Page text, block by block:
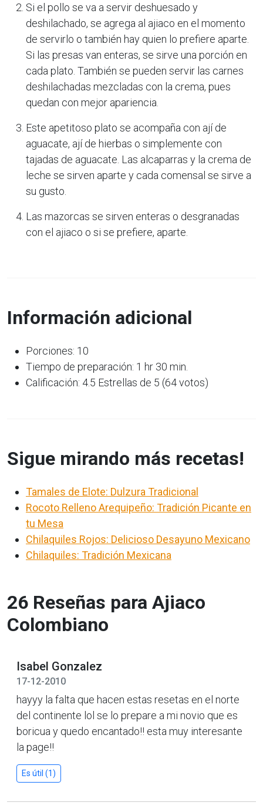
Si el pollo se va a servir deshuesado y
deshilachado, se agrega al ajiaco en el momento
de servirlo o también hay quien lo prefiere aparte.
Si las presas van enteras, se sirve una porción en
cada plato. También se pueden servir las carnes
deshilachadas mezcladas con la crema, pues
quedan con mejor apariencia.
Este apetitoso plato se acompaña con ají de
aguacate, ají de hierbas o simplemente con
tajadas de aguacate. Las alcaparras y la crema de
leche se sirven aparte y cada comensal se sirve a
su gusto.
Las mazorcas se sirven enteras o desgranadas
con el ajiaco o si se prefiere, aparte.
Información adicional
Porciones: 10
Tiempo de preparación: 1 hr 30 min.
Calificación: 4.5 Estrellas de 5 (64 votos)
Sigue mirando más recetas!
Tamales de Elote: Dulzura Tradicional
Rocoto Relleno Arequipeño: Tradición Picante en
tu Mesa
Chilaquiles Rojos: Delicioso Desayuno Mexicano
Chilaquiles: Tradición Mexicana
26 Reseñas para Ajiaco
Colombiano
Isabel Gonzalez
17-12-2010
hayyy la falta que hacen estas resetas en el norte
del continente lol se lo prepare a mi novio que es
boricua y quedo encantado!! esta muy interesante
la page!!
Es útil (1)